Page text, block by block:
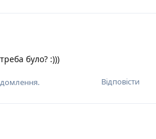
було? :)))
Відповісти